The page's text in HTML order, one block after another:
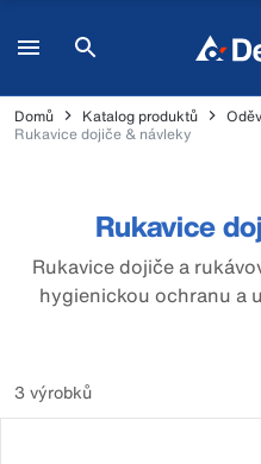
Domů Katalog produktů
Rukavice dojiče & návleky
Rukavice
Rukavice dojiče a
hygienickou ochranu a
3 výrobků